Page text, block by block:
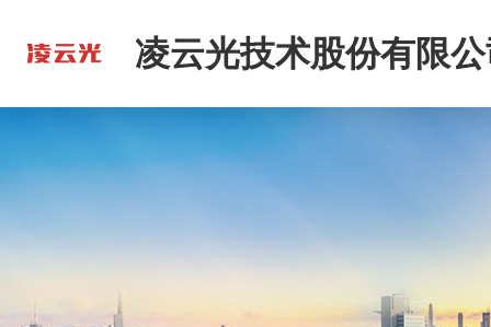
凌云光技术股份有限